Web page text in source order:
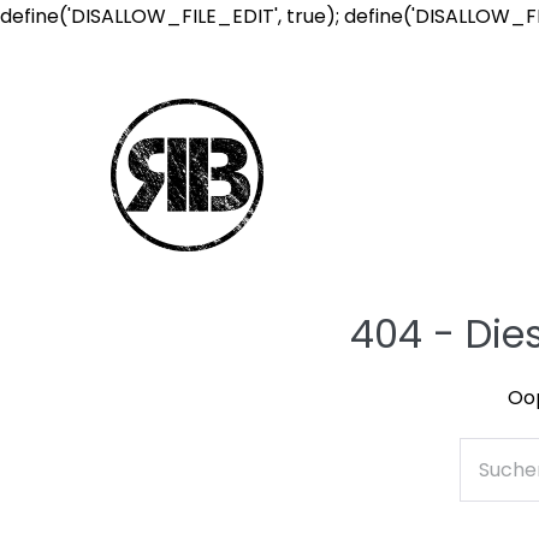
define('DISALLOW_FILE_EDIT', true);
404 -
nach: